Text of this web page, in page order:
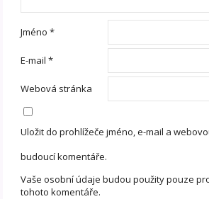
Jméno*
E-mail*
Webová stránka
Uložit do prohlížeče jméno, e-mail a
budoucí komentáře.
Vaše osobní údaje budou použity pouze
tohoto komentáře.